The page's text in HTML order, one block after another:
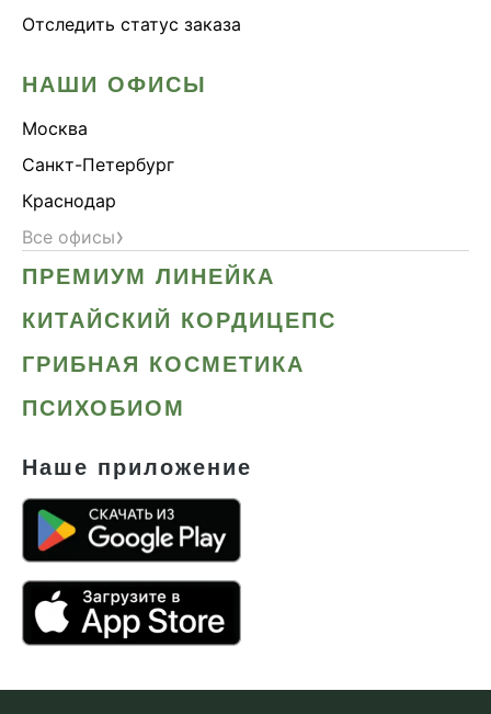
Отследить статус заказа
НАШИ ОФИСЫ
Москва
Санкт-Петербург
Краснодар
Все офисы›
ПРЕМИУМ ЛИНЕЙКА
КИТАЙСКИЙ КОРДИЦЕПС
ГРИБНАЯ КОСМЕТИКА
ПСИХОБИОМ
Наше приложение